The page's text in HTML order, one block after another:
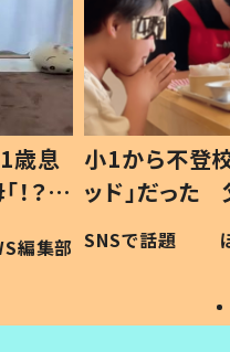
歳息
？」
編集部
小1から不登
ッド」だった
作り続ける
#令和の子
SNSで話題